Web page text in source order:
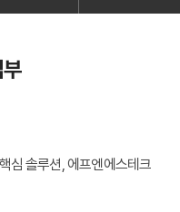
심 솔루션, 에프엔에스테크